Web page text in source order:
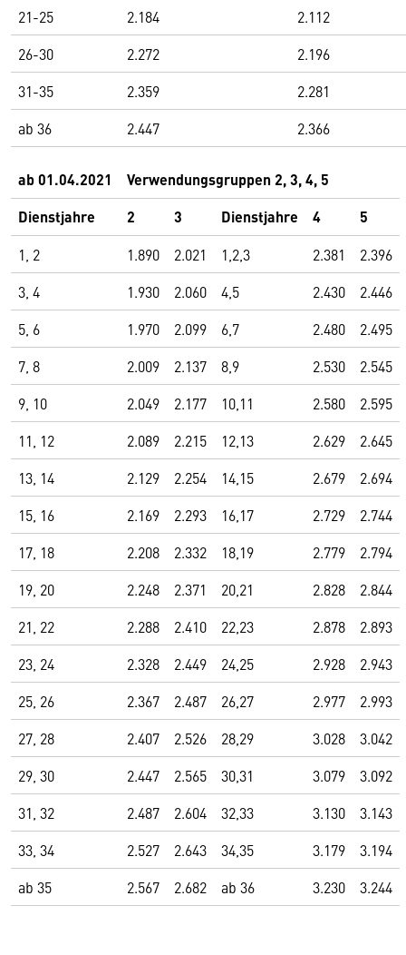
21-25 2.184
2.112
26-30
2.272
2.196
31-35
2.359
2.281
ab 36
2.447 2.366
ab 01.04.2021
Verwendungsgruppen 2, 3, 4, 5
Dienstjahre
2 3 Dienstjahre 4 5
1, 2 1.890 2.021 1,2,3 2.381
2.396
3, 4
1.930 2.060 4,5 2.430
2.446
5, 6
1.970 2.099 6,7 2.480
2.495
7, 8
2.009 2.137 8,9 2.530
2.545
9, 10
2.049 2.177 10,11 2.580
2.595
11, 12
2.089 2.215 12,13 2.629
2.645
13, 14
2.129 2.254 14,15 2.679
2.694
15, 16
2.169 2.293 16,17 2.729
2.744
17, 18
2.208 2.332 18,19 2.779
2.794
19, 20
2.248 2.371 20,21 2.828
2.844
21, 22
2.288 2.410 22,23 2.878
2.893
23, 24
2.328 2.449 24,25 2.928
2.943
25, 26
2.367 2.487 26,27 2.977
2.993
27, 28
2.407 2.526 28,29 3.028
3.042
29, 30
2.447 2.565 30,31 3.079
3.092
31, 32
2.487 2.604 32,33 3.130
3.143
33, 34
2.527 2.643 34,35 3.179
3.194
ab 35
2.567 2.682 ab 36 3.230 3.244